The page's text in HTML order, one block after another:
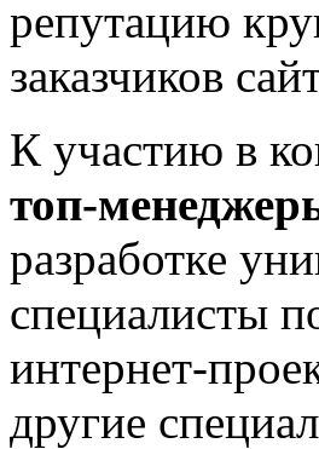
репутацию
заказчиков
К участию в
топ-
разработке
специалисты
интернет-
другие